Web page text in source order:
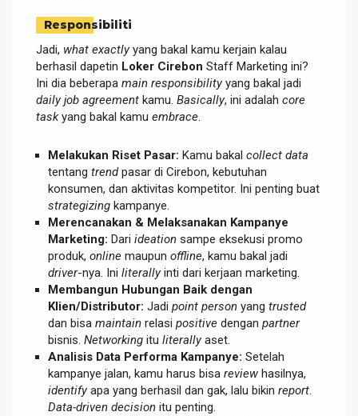
Responsibiliti
Jadi, what exactlyyang bakal kamu kerjain kalau
berhasil dapetin Loker Cirebon Staff Marketing ini?
Ini dia beberapa main responsibilityyang bakal jadi
daily job agreement kamu. Basically, ini adalah core
taskyang bakal kamu embrace.
Melakukan Riset Pasar: Kamu bakal collect data
tentang trendpasar di Cirebon, kebutuhan
konsumen, dan aktivitas kompetitor. Ini penting buat
strategizing kampanye.
Merencanakan & Melaksanakan Kampanye
Marketing: Dari ideation sampe eksekusi promo
produk, online maupun offline, kamu bakal jadi
driver-nya. Ini literallyinti dari kerjaan marketing.
Membangun Hubungan Baik dengan
Klien/Distributor: Jadi point person yang trusted
dan bisa maintain relasi positive dengan partner
bisnis. Networking itu literallyaset.
Analisis Data Performa Kampanye: Setelah
kampanye jalan, kamu harus bisa review hasilnya,
identifyapa yang berhasil dan gak, lalu bikin report.
Data-driven decision itu penting.